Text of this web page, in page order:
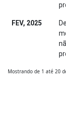
FEV, 2025
Mostrando de 1 até 20